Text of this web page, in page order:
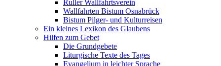
Ruller Wallfahrtsverein
Wallfahrten Bistum Osnabrück
Bistum Pilger- und Kulturreisen
Ein kleines Lexikon des Glaubens
Hilfen zum Gebet
Die Grundgebete
Liturgische Texte des Tages
Evangelium in leichter Sprache